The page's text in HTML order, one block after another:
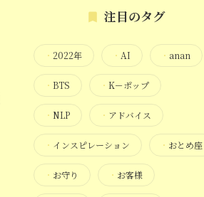
注目のタグ
・ 2022年 ・ AI ・ anan
・ BTS ・ K－ポップ
・ NLP ・ アドバイス
・ インスピレーション ・ おとめ座
・ お守り ・ お客様